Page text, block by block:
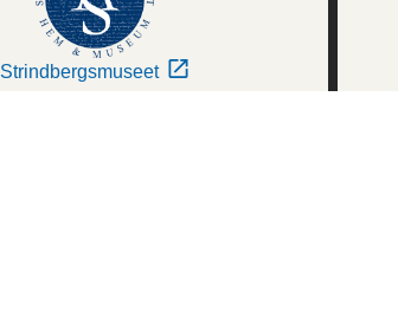
Strindbergsmuseet